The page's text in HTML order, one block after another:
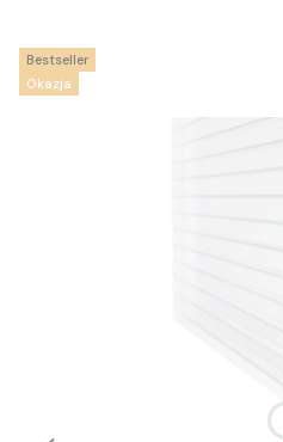
Okazja
Bestseller